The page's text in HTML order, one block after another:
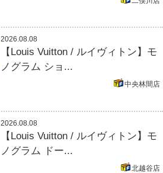
2026.08.08
【Louis Vuitton / ルイヴィトン】モ
ノグラム ショ...
中央林間店
2026.08.08
【Louis Vuitton / ルイヴィトン】モ
ノグラム ドー...
北越谷店